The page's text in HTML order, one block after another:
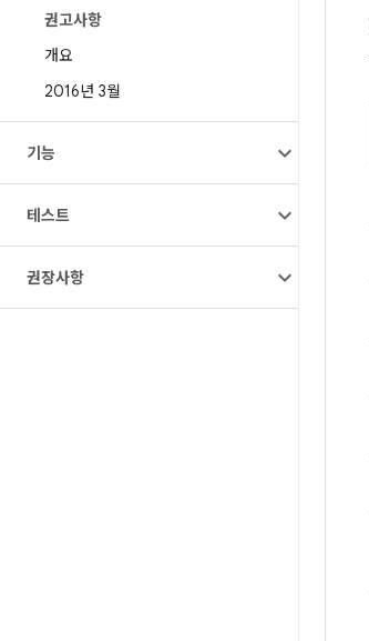
권고사항
개요
2016년 3월
기능
테스트
권장사항